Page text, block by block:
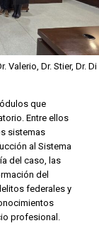
Valerio, Dr. Stier, Dr. Di
que
Entre ellos
sistemas
al Sistema
del caso, las
del
federales y
profesional.